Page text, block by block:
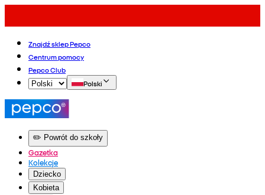
Znajdź sklep Pepco
Centrum pomocy
Pepco Club
Polski
✏️ Powrót do szkoły
Gazetka
Kolekcje
Dziecko
Kobieta